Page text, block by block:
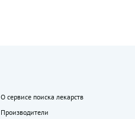
О сервисе поиска лекарств
Производители